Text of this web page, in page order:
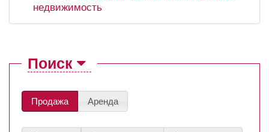
недвижимость
Поиск
Продажа Аренда